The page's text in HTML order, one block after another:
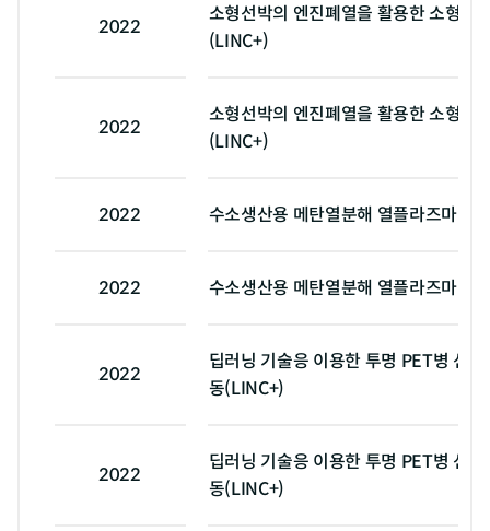
2022
소형선박의 엔진폐열을 활용한 소형 담
(LINC+)
2022
소형선박의 엔진폐열을 활용한 소형 담
(LINC+)
2022 수소생산용 메탄열분해 열플라즈마 반
2022 수소생산용 메탄열분해 열플라즈마 반
2022
딥러닝 기술응 이용한 투명 PET병 선
동(LINC+)
2022
딥러닝 기술응 이용한 투명 PET병 선
동(LINC+)